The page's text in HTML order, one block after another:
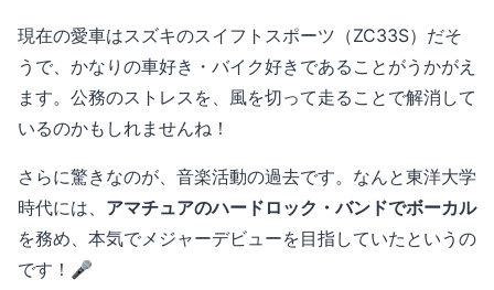
現在の愛車はスズキのスイフトスポーツ（ZC33S）だそ
うで、かなりの車好き・バイク好きであることがうかがえ
ます。公務のストレスを、風を切って走ることで解消して
いるのかもしれませんね！
さらに驚きなのが、音楽活動の過去です。なんと東洋大学
時代には、 アマチュアのハードロック・バンドでボーカル
を務め、本気でメジャーデビューを目指していたというの
です！🎤